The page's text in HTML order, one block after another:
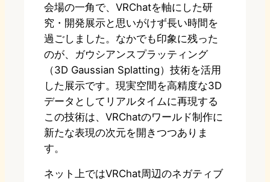
会場の一角で、VRChatを軸にした研
究・開発展示と思いがけず長い時間を
過ごしました。なかでも印象に残った
のが、ガウシアンスプラッティング
（3D Gaussian Splatting）技術を活用
した展示です。現実空間を高精度な3D
データとしてリアルタイムに再現する
この技術は、VRChatのワールド制作に
新たな表現の次元を開きつつありま
す。
ネット上ではVRChat周辺のネガティブ